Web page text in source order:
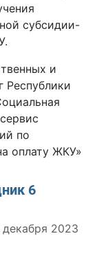
субсидии-
и
Республики
по
оплату ЖКУ»
6
2023